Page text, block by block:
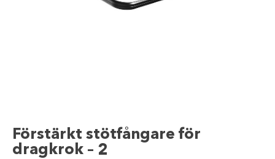
Förstärkt stötfångare för
dragkrok – 2